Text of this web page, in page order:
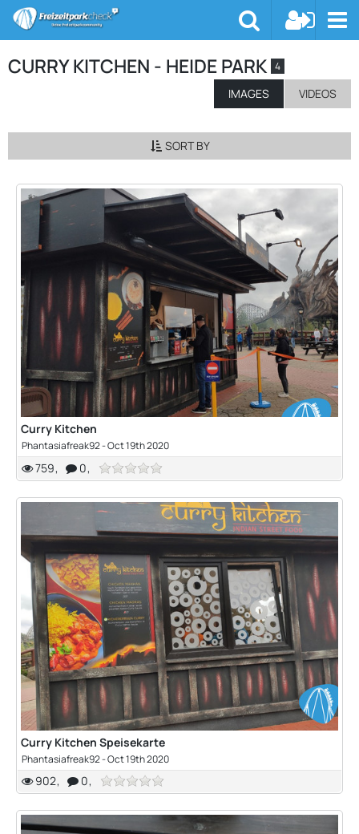
CURRY KITCHEN - HEIDE PARK 4
IMAGES VIDEOS
SORT BY
Curry Kitchen
Phantasiafreak92-Oct 19th 2020
759 0
Curry Kitchen Speisekarte
Phantasiafreak92-Oct 19th 2020
902 0